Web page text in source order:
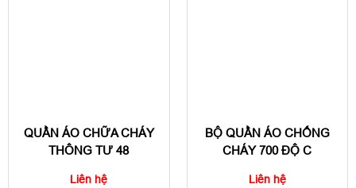
QUẦN ÁO CHỮA CHÁY
THÔNG TƯ 48
Liên hệ
BỘ QUẦN ÁO CHỐNG
CHÁY 700 ĐỘ C
Liên hệ